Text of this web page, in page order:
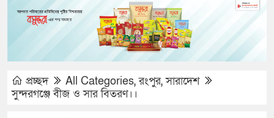
প্রচ্ছদ All Categories,রংপুর,সারাদেশ
সুন্দরগঞ্জে বীজ ও সার বিতরণ।।